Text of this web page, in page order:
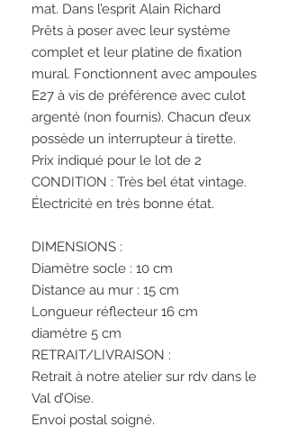
mat. Dans l’esprit Alain Richard
Prêts à poser avec leur système
complet et leur platine de fixation
mural. Fonctionnent avec ampoules
E27 à vis de préférence avec culot
argenté (non fournis). Chacun d’eux
possède un interrupteur à tirette.
Prix indiqué pour le lot de 2
CONDITION : Très bel état vintage.
Électricité en très bonne état.
DIMENSIONS :
Diamètre socle : 10 cm
Distance au mur : 15 cm
Longueur réflecteur 16 cm
diamètre 5 cm
RETRAIT/LIVRAISON :
Retrait à notre atelier sur rdv dans le
Val d’Oise.
Envoi postal soigné.